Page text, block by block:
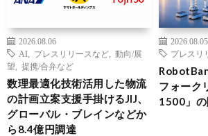
2026.08.06
AI
プレスリリースなど
動向/展
望
提携/合弁など
数理最適化技術活用した物流
の計画立案支援手掛けるJIJ、
グローバル・ブレインなどか
ら8.4億円調達
2026.08.05
プレスリ
フォーク
1500」